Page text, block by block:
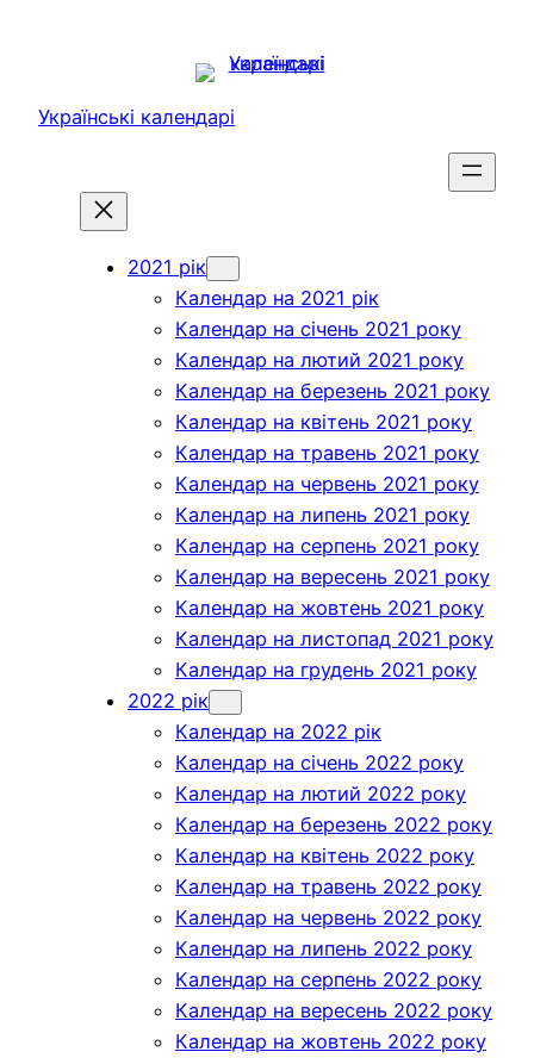
Українські календарі
2021 рік
Календар на 2021 рік
Календар на січень 2021 року
Календар на лютий 2021 року
Календар на березень 2021 року
Календар на квітень 2021 року
Календар на травень 2021 року
Календар на червень 2021 року
Календар на липень 2021 року
Календар на серпень 2021 року
Календар на вересень 2021 року
Календар на жовтень 2021 року
Календар на листопад 2021 року
Календар на грудень 2021 року
2022 рік
Календар на 2022 рік
Календар на січень 2022 року
Календар на лютий 2022 року
Календар на березень 2022 року
Календар на квітень 2022 року
Календар на травень 2022 року
Календар на червень 2022 року
Календар на липень 2022 року
Календар на серпень 2022 року
Календар на вересень 2022 року
Календар на жовтень 2022 року